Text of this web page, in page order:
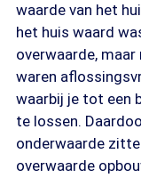
waarde van het
het huis waard
overwaarde,
waren
waarbij je tot een
te lossen.
onderwaarde
overwaarde